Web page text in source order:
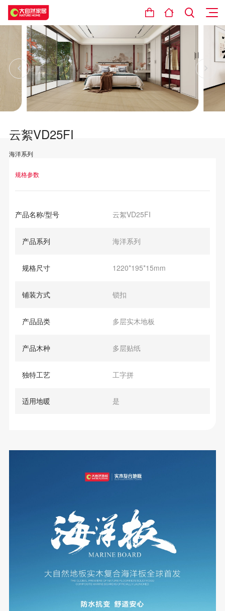
云絮VD25FI
海洋系列
规格参数
产品名称/型号 云絮VD25FI
产品系列 海洋系列
规格尺寸 1220*195*15mm
铺装方式 锁扣
产品品类 多层实木地板
产品木种 多层贴纸
独特工艺 工字拼
适用地暖 是